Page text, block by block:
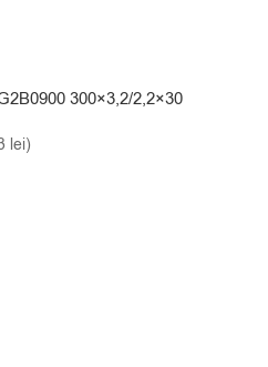
300×3,2/2,2×30
lei)